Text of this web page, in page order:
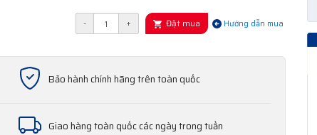
- + Đặt mua Hướng dẫn mua
Bảo hành chính hãng trên toàn quốc
Giao hàng toàn quốc các ngày trong tuần